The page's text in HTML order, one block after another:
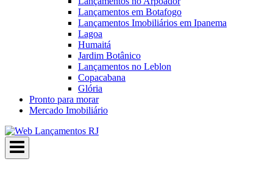
Lançamentos em Botafogo
Lançamentos Imobiliários em Ipanema
Lagoa
Humaitá
Jardim Botânico
Lançamentos no Leblon
Copacabana
Glória
Pronto para morar
Mercado Imobiliário